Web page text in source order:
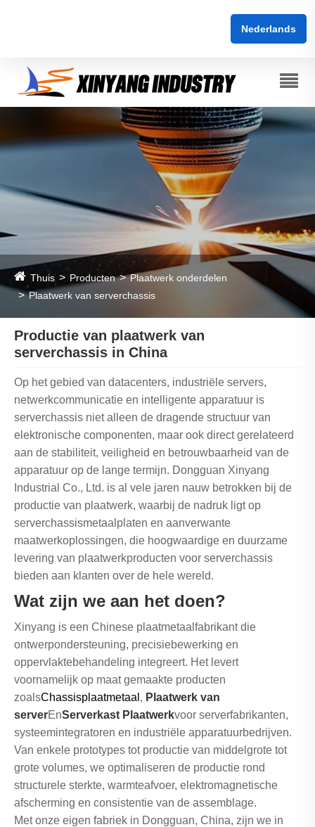
Nederlands
Thuis Producten
Plaatwerk onderdelen
Plaatwerk van serverchassis
Productie van plaatwerk van
serverchassis in China
Op het gebied van datacenters, industriële servers,
netwerkcommunicatie en intelligente apparatuur is
serverchassis niet alleen de dragende structuur van
elektronische componenten, maar ook direct gerelateerd
aan de stabiliteit, veiligheid en betrouwbaarheid van de
apparatuur op de lange termijn. Dongguan Xinyang
Industrial Co., Ltd. is al vele jaren nauw betrokken bij de
productie van plaatwerk, waarbij de nadruk ligt op
serverchassismetaalplaten en aanverwante
maatwerkoplossingen, die hoogwaardige en duurzame
levering van plaatwerkproducten voor serverchassis
bieden aan klanten over de hele wereld.
Wat zijn we aan het doen?
Xinyang is een Chinese plaatmetaalfabrikant die
ontwerpondersteuning, precisiebewerking en
oppervlaktebehandeling integreert. Het levert
voornamelijk op maat gemaakte producten
zoalsChassisplaatmetaal , Plaatwerk van
serverEnServerkast Plaatwerkvoor serverfabrikanten,
systeemintegratoren en industriële apparatuurbedrijven.
Van enkele prototypes tot productie van middelgrote tot
grote volumes, we optimaliseren de productie rond
structurele sterkte, warmteafvoer, elektromagnetische
afscherming en consistentie van de assemblage.
Met onze eigen fabriek in Dongguan, China, zijn we in